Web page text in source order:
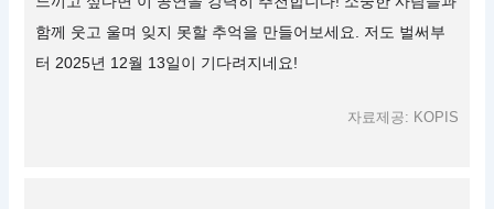
함께 웃고 울며 잊지 못할 추억을 만들어보세요. 저도 벌써부
터 2025년 12월 13일이 기다려지네요!
자료제공: KOPIS